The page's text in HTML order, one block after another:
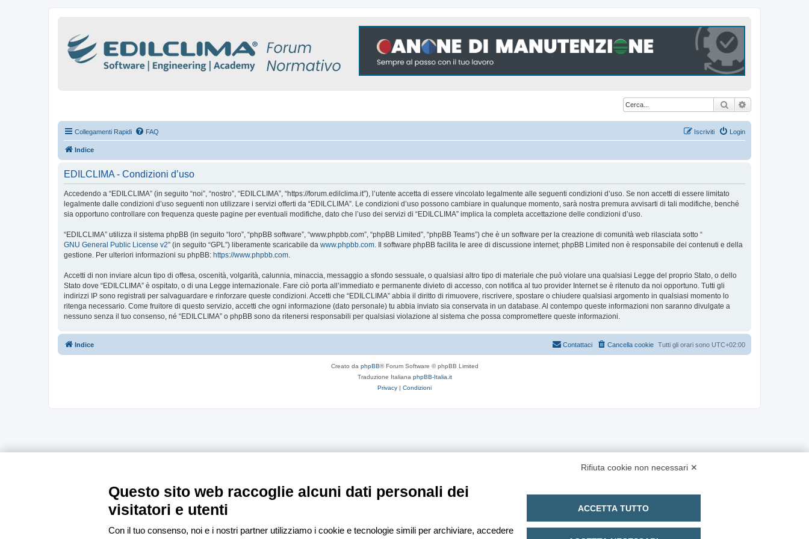
Cerca
Collegamenti Rapidi FAQ Login
Iscriviti
Indice
EDILCLIMA - Condizioni d’uso
Accedendo a “EDILCLIMA” (in seguito “noi”, “nostro”, “EDILCLIMA”, “https://forum.edilclima.it”), l’utente accetta di essere vincolato legalmente alle seguenti condizioni d’uso. Se non accetti di essere limitato
legalmente dalle condizioni d’uso seguenti non utilizzare i servizi offerti da “EDILCLIMA”. Le condizioni d’uso possono cambiare in qualunque momento, sarà nostra premura avvisarti di tali modifiche, benché
sia opportuno controllare con frequenza queste pagine per eventuali modifiche, dato che l’uso dei servizi di “EDILCLIMA” implica la completa accettazione delle condizioni d’uso.
“EDILCLIMA” utilizza il sistema phpBB (in seguito “loro”, “phpBB software”, “www.phpbb.com”, “phpBB Limited”, “phpBB Teams”) che è un software per la creazione di comunità web rilasciata sotto “
GNU General Public License v2” (in seguito “GPL”) liberamente scaricabile da www.phpbb.com. Il software phpBB facilita le aree di discussione internet; phpBB Limited non è responsabile dei contenuti e della
gestione. Per ulteriori informazioni su phpBB: https://www.phpbb.com.
Accetti di non inviare alcun tipo di offesa, oscenità, volgarità, calunnia, minaccia, messaggio a sfondo sessuale, o qualsiasi altro tipo di materiale che può violare una qualsiasi Legge del proprio Stato, o dello
Stato dove “EDILCLIMA” è ospitato, o di una Legge internazionale. Fare ciò porta all’immediato e permanente divieto di accesso, con notifica al tuo provider Internet se è ritenuto da noi opportuno. Tutti gli
indirizzi IP sono registrati per salvaguardare e rinforzare queste condizioni. Accetti che “EDILCLIMA” abbia il diritto di rimuovere, riscrivere, spostare o chiudere qualsiasi argomento in qualsiasi momento lo
ritenga necessario. Come fruitore di questo servizio, accetti che ogni informazione (dato personale) tu abbia inviato sia conservata in un database. Al contempo queste informazioni non saranno divulgate a
nessuno senza il tuo consenso, né “EDILCLIMA” o phpBB sono da ritenersi responsabili per qualsiasi violazione al sistema che possa compromettere queste informazioni.
Indice Tutti gli orari sono UTC+02:00
Cancella cookie
Contattaci
Creato da phpBB® Forum Software © phpBB Limited
Traduzione Italiana phpBB-Italia.it
Privacy | Condizioni
Rifiuta cookie non necessari ✕
Questo sito web raccoglie alcuni dati personali dei
visitatori e utenti
Con il tuo consenso, noi e i nostri partner utilizziamo i cookie e tecnologie simili per archiviare, accedere
ACCETTA TUTTO